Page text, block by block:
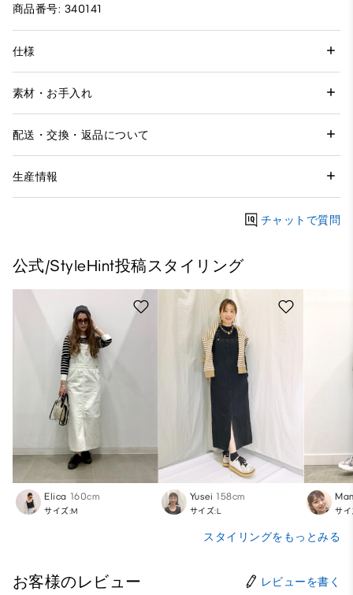
商品番号: 340141
仕様
素材・お手入れ
配送・交換・返品について
生産情報
チャットで質問
公式/StyleHint投稿スタイリング
Elica 160cm
サイズ:M
Yusei 158cm
サイズ:L サ
スタイリングをもっとみる
お客様のレビュー レビューを書く